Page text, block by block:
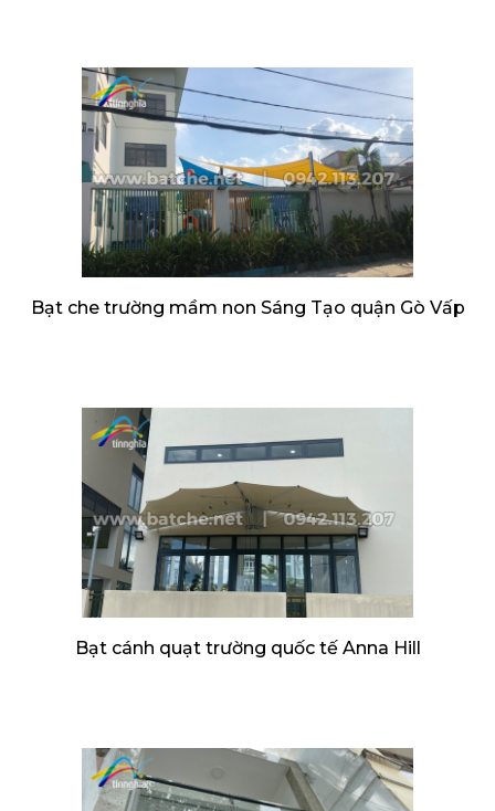
Bạt che trường mầm non Sáng Tạo quận Gò Vấp
Bạt cánh quạt trường quốc tế Anna Hill